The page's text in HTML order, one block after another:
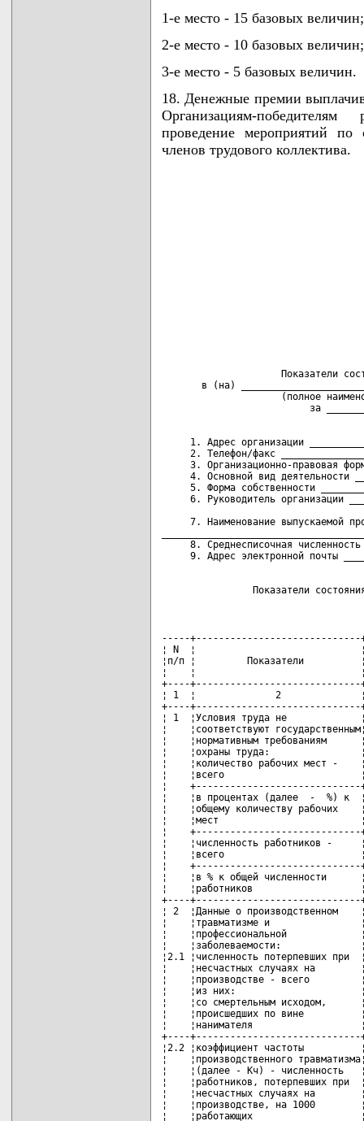
1-е место - 15 базовых величин;
2-е место - 10 базовых величин;
3-е место - 5 базовых величин.
18. Денежные премии
Организациям-
проведение мероприятий
членов трудового коллектива.
Показатели
в (на)
(полное
1. Адрес организации
2. Телефон/факс
3. Организационно-правовая
4. Основной вид деятельности
5. Форма собственности
6. Руководитель организации
7. Наименование выпускаемой
8. Среднесписочная
Показатели
-----+-----------------------------+--------------+--------------+---------
¦ N  ¦                             ¦   Единица    ¦     Год,     ¦Отчетный¦
¦п/п ¦         Показатели          ¦  измерения   ¦предшествующий¦  год   ¦
¦    ¦                             ¦              ¦  отчетному   ¦        ¦
+----+-----------------------------+--------------+--------------+--------+
¦ 1  ¦              2              ¦      3       ¦      4       ¦   5    ¦
+----+-----------------------------+--------------+--------------+--------+
¦ 1  ¦Условия труда не             ¦              ¦              ¦        ¦
¦    ¦соответствуют государственным¦              ¦              ¦        ¦
¦    ¦нормативным требованиям      ¦              ¦              ¦        ¦
¦    ¦охраны труда:                ¦              ¦              ¦        ¦
¦    ¦количество рабочих мест -    ¦    единиц    ¦              ¦        ¦
¦    ¦всего                        ¦(далее - ед.) ¦              ¦        ¦
¦    +-----------------------------+--------------+--------------+--------+
¦    ¦в процентах (далее  -  %) к  ¦      %       ¦              ¦        ¦
¦    ¦общему количеству рабочих    ¦              ¦              ¦        ¦
¦    ¦мест                         ¦              ¦              ¦        ¦
¦    +-----------------------------+--------------+--------------+--------+
¦    ¦численность работников -     ¦человек       ¦              ¦        ¦
¦    ¦всего                        ¦(далее - чел.)¦              ¦        ¦
¦    +-----------------------------+--------------+--------------+--------+
¦    ¦в % к общей численности      ¦      %       ¦              ¦        ¦
¦    ¦работников                   ¦              ¦              ¦        ¦
+----+-----------------------------+--------------+--------------+--------+
¦ 2  ¦Данные о производственном    ¦              ¦              ¦        ¦
¦    ¦травматизме и                ¦              ¦              ¦        ¦
¦    ¦профессиональной             ¦              ¦              ¦        ¦
¦    ¦заболеваемости:              ¦              ¦              ¦        ¦
¦2.1 ¦численность потерпевших при  ¦     чел.     ¦              ¦        ¦
¦    ¦несчастных случаях на        ¦              ¦              ¦        ¦
¦    ¦производстве - всего         ¦              ¦              ¦        ¦
¦    ¦из них:                      ¦              ¦              ¦        ¦
¦    ¦со смертельным исходом,      ¦              ¦              ¦        ¦
¦    ¦происшедших по вине          ¦              ¦              ¦        ¦
¦    ¦нанимателя                   ¦              ¦              ¦        ¦
+----+-----------------------------+--------------+--------------+--------+
¦2.2 ¦коэффициент частоты          ¦      Кч      ¦              ¦        ¦
¦    ¦производственного травматизма¦              ¦              ¦        ¦
¦    ¦(далее - Кч) - численность   ¦              ¦              ¦        ¦
¦    ¦работников, потерпевших при  ¦              ¦              ¦        ¦
¦    ¦несчастных случаях на        ¦              ¦              ¦        ¦
¦    ¦производстве, на 1000        ¦              ¦              ¦        ¦
¦    ¦работающих                   ¦              ¦              ¦        ¦
+----+-----------------------------+--------------+--------------+--------+
¦2.3 ¦коэффициент тяжести          ¦      Кт      ¦              ¦        ¦
¦    ¦производственного травматизма¦              ¦              ¦        ¦
¦    ¦(далее - Кт) - количество    ¦              ¦              ¦        ¦
¦    ¦дней нетрудоспособности в    ¦              ¦              ¦        ¦
¦    ¦расчете на одного            ¦              ¦              ¦        ¦
¦    ¦потерпевшего                 ¦              ¦              ¦        ¦
+----+-----------------------------+--------------+--------------+--------+
¦2.4 ¦численность работников, у    ¦     чел.     ¦              ¦        ¦
¦    ¦которых впервые установлены  ¦              ¦              ¦        ¦
¦    ¦профессиональные             ¦              ¦              ¦        ¦
¦    ¦заболевания, - всего         ¦              ¦              ¦        ¦
¦    +-----------------------------+--------------+--------------+--------+
¦    ¦на 100 тыс. работающих       ¦     чел.     ¦              ¦        ¦
+----+-----------------------------+--------------+--------------+--------+
¦ 3  ¦Численность специалистов по  ¦              ¦              ¦        ¦
¦    ¦охране труда:                ¦              ¦              ¦        ¦
¦    ¦нормативная                  ¦     чел.     ¦              ¦